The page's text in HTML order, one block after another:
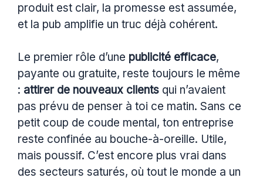
produit est clair, la promesse est assumée,
et la pub amplifie un truc déjà cohérent.
Le premier rôle d’une publicité efficace,
payante ou gratuite, reste toujours le même
: attirer de nouveaux clients qui n’avaient
pas prévu de penser à toi ce matin. Sans ce
petit coup de coude mental, ton entreprise
reste confinée au bouche-à-oreille. Utile,
mais poussif. C’est encore plus vrai dans
des secteurs saturés, où tout le monde a un